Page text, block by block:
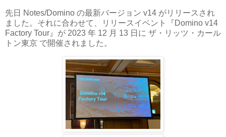
先日 Notes/Domino の最新バージョン v14 がリリースされ
ました。それに合わせて、リリースイベント『Domino v14
Factory Tour』が 2023 年 12 月 13 日に ザ・リッツ・カール
トン東京 で開催されました。